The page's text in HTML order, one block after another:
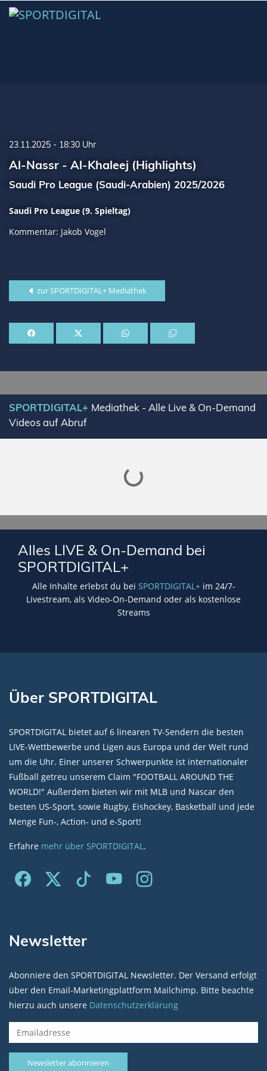
23.11.2025 - 18:30 Uhr
Al-Nassr - Al-Khaleej (Highlights)
Saudi Pro League (Saudi-Arabien) 2025/2026
Saudi Pro League (9. Spieltag)
Kommentar: Jakob Vogel
zur SPORTDIGITAL+ Mediathek
SPORTDIGITAL+ Mediathek - Alle Live & On-Demand
Videos auf Abruf
Lade SPORTDIGITAL+ Mediathek
Alles LIVE & On-Demand bei
SPORTDIGITAL+
Alle Inhalte erlebst du bei SPORTDIGITAL+im 24/7-
Livestream, als Video-On-Demand oder als kostenlose
Streams
Über SPORTDIGITAL
SPORTDIGITAL bietet auf 6 linearen TV-Sendern die besten
LIVE-Wettbewerbe und Ligen aus Europa und der Welt rund
um die Uhr. Einer unserer Schwerpunkte ist internationaler
Fußball getreu unserem Claim "FOOTBALL AROUND THE
WORLD!" Außerdem bieten wir mit MLB und Nascar den
besten US-Sport, sowie Rugby, Eishockey, Basketball und jede
Menge Fun-, Action- und e-Sport!
Erfahre mehr über SPORTDIGITAL.
Newsletter
Abonniere den SPORTDIGITAL Newsletter. Der Versand erfolgt
über den Email-Marketingplattform Mailchimp. Bitte beachte
hierzu auch unsere Datenschutzerklärung